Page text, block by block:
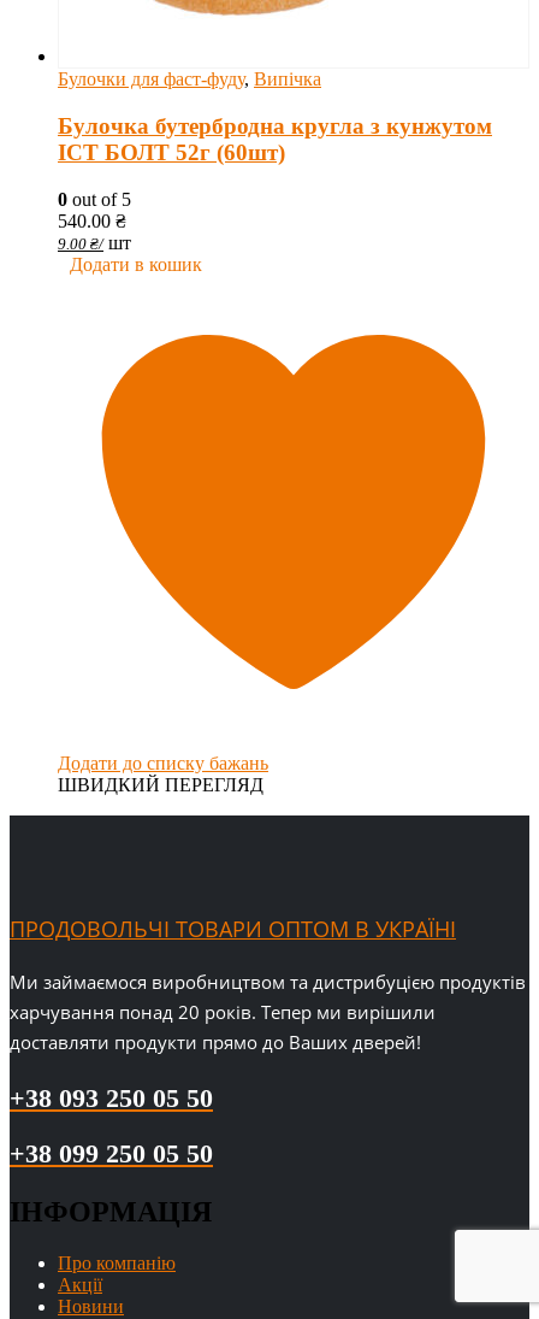
Булочки для фаст-фуду, Випічка
Булочка бутербродна кругла з кунжутом
ІСТ БОЛТ 52г (60шт)
0 out of 5
540.00 ₴
9.00 ₴/ шт
Додати в кошик
Додати до списку бажань
ШВИДКИЙ ПЕРЕГЛЯД
ПРОДОВОЛЬЧІ ТОВАРИ ОПТОМ В УКРАЇНІ
Ми займаємося виробництвом та дистрибуцією продуктів
харчування понад 20 років. Тепер ми вирішили
доставляти продукти прямо до Ваших дверей!
+38 093 250 05 50
+38 099 250 05 50
ІНФОРМАЦІЯ
Про компанію
Акції
Новини